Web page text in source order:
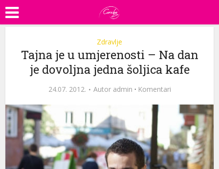
Zdravlje
Tajna je u umjerenosti – Na dan
je dovoljna jedna šoljica kafe
24.07. 2012. Autor admin · Komentari